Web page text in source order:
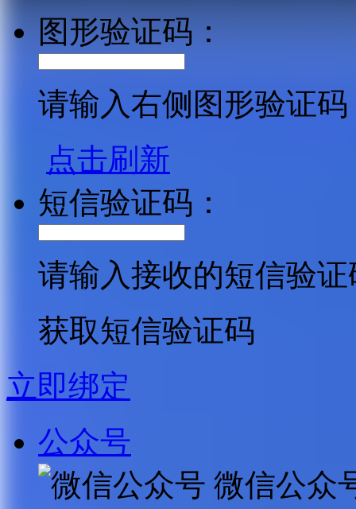
图形验证码：
请输入右侧图形验证码
点击刷新
短信验证码：
请输入接收的短信验证
获取短信验证码
立即绑定
公众号
微信公众